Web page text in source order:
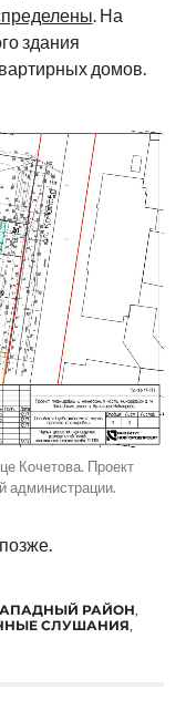
. На
здания
домов.
Кочетова. Проект
администрации.
РАЙОН,
СЛУШАНИЯ,